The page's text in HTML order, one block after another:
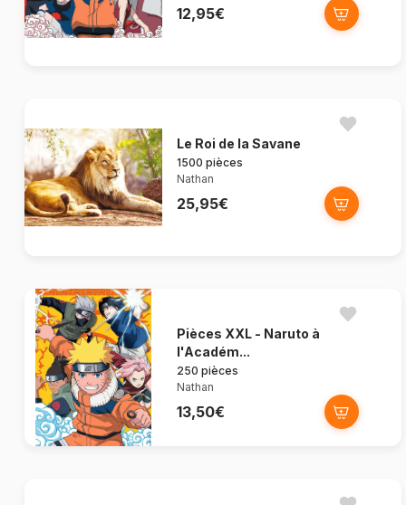
12,95€
Le Roi de la Savane
1500 pièces
Nathan
25,95€
Pièces XXL - Naruto à
l'Académ...
250 pièces
Nathan
13,50€